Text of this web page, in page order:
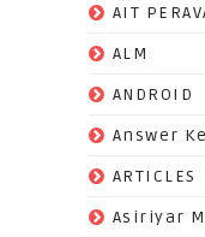
AIT
ALM
ANDROID
Answer
ARTICLES
Asiriyar